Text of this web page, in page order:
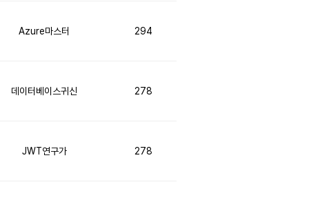
Azure마스터 294
데이터베이스귀신 278
JWT연구가 278